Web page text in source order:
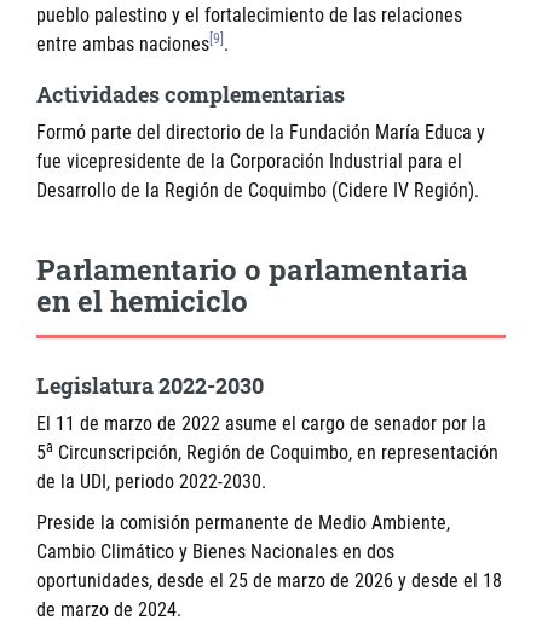
pueblo palestino y el fortalecimiento de las relaciones
entre ambas naciones [9] .
Actividades complementarias
Formó parte del directorio de la Fundación María Educa y
fue vicepresidente de la Corporación Industrial para el
Desarrollo de la Región de Coquimbo (Cidere IV Región).
Parlamentario o parlamentaria
en el hemiciclo
Legislatura 2022-2030
El 11 de marzo de 2022 asume el cargo de senador por la
5a Circunscripción, Región de Coquimbo, en representación
de la UDI, periodo 2022-2030.
Preside la comisión permanente de Medio Ambiente,
Cambio Climático y Bienes Nacionales en dos
oportunidades, desde el 25 de marzo de 2026 y desde el 18
de marzo de 2024.